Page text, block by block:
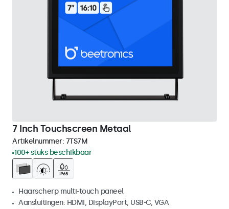
7 Inch Touchscreen Metaal
Artikelnummer: 7TS7M
100+ stuks beschikbaar
Haarscherp multi-touch paneel
Aansluitingen: HDMI, DisplayPort, USB-C, VGA